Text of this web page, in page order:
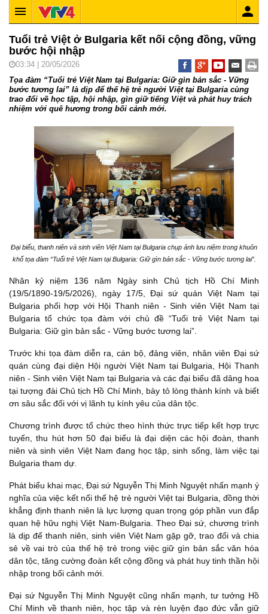
Tuổi trẻ Việt ở Bulgaria kết nối cộng đồng, vững
bước hội nhập
03:34 | 20/05/2026
Tọa đàm “Tuổi trẻ Việt Nam tại Bulgaria: Giữ gìn bản sắc - Vững
bước tương lai” là dịp để thế hệ trẻ người Việt tại Bulgaria cùng
trao đổi về học tập, hội nhập, gìn giữ tiếng Việt và phát huy trách
nhiệm với quê hương trong bối cảnh mới.
Đại biểu, thanh niên và sinh viên Việt Nam tại Bulgaria chụp ảnh lưu niệm trong khuôn
khổ tọa đàm “Tuổi trẻ Việt Nam tại Bulgaria: Giữ gìn bản sắc - Vững bước tương lai”.
Nhân kỷ niệm 136 năm Ngày sinh Chủ tịch Hồ Chí Minh
(19/5/1890-19/5/2026), ngày 17/5, Đại sứ quán Việt Nam tại
Bulgaria phối hợp với Hội Thanh niên - Sinh viên Việt Nam tại
Bulgaria tổ chức tọa đàm với chủ đề “Tuổi trẻ Việt Nam tại
Bulgaria: Giữ gìn bản sắc - Vững bước tương lai”.
Trước khi tọa đàm diễn ra, cán bộ, đảng viên, nhân viên Đại sứ
quán cùng đại diện Hội người Việt Nam tại Bulgaria, Hội Thanh
niên - Sinh viên Việt Nam tại Bulgaria và các đại biểu đã dâng hoa
tại tượng đài Chủ tịch Hồ Chí Minh, bày tỏ lòng thành kính và biết
ơn sâu sắc đối với vị lãnh tụ kính yêu của dân tộc.
Chương trình được tổ chức theo hình thức trực tiếp kết hợp trực
tuyến, thu hút hơn 50 đại biểu là đại diện các hội đoàn, thanh
niên và sinh viên Việt Nam đang học tập, sinh sống, làm việc tại
Bulgaria tham dự.
Phát biểu khai mạc, Đại sứ Nguyễn Thị Minh Nguyệt nhấn mạnh ý
nghĩa của việc kết nối thế hệ trẻ người Việt tại Bulgaria, đồng thời
khẳng định thanh niên là lực lượng quan trọng góp phần vun đắp
quan hệ hữu nghị Việt Nam-Bulgaria. Theo Đại sứ, chương trình
là dịp để thanh niên, sinh viên Việt Nam gặp gỡ, trao đổi và chia
sẻ về vai trò của thế hệ trẻ trong việc giữ gìn bản sắc văn hóa
dân tộc, tăng cường đoàn kết cộng đồng và phát huy tinh thần hội
nhập trong bối cảnh mới.
Đại sứ Nguyễn Thị Minh Nguyệt cũng nhấn mạnh, tư tưởng Hồ
Chí Minh về thanh niên, học tập và rèn luyện đạo đức vẫn giữ